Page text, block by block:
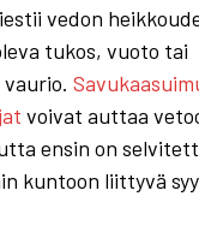
vedon
tukos, vuoto tai
voivat auttaa
ensin on
kuntoon liittyvä